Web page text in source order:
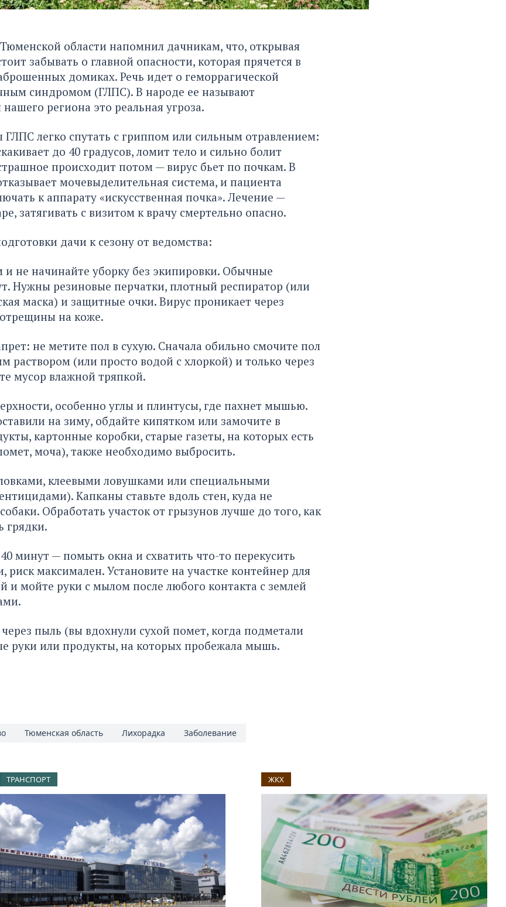
области напомнил дачникам, что, открывая
забывать о главной опасности, которая прячется в
домиках. Речь идет о геморрагической
синдромом (ГЛПС). В народе ее называют
региона это реальная угроза.
легко спутать с гриппом или сильным отравлением:
до 40 градусов, ломит тело и сильно болит
происходит потом — вирус бьет по почкам. В
мочевыделительная система, и пациента
к аппарату «искусственная почка». Лечение —
затягивать с визитом к врачу смертельно опасно.
дачи к сезону от ведомства:
и не начинайте уборку без экипировки. Обычные
Нужны резиновые перчатки, плотный респиратор (или
маска) и защитные очки. Вирус проникает через
на коже.
не метите пол в сухую. Сначала обильно смочите пол
(или просто водой с хлоркой) и только через
мусор влажной тряпкой.
особенно углы и плинтусы, где пахнет мышью.
на зиму, обдайте кипятком или замочите в
картонные коробки, старые газеты, на которых есть
моча), также необходимо выбросить.
клеевыми ловушками или специальными
Капканы ставьте вдоль стен, куда не
Обработать участок от грызунов лучше до того, как
грядки.
минут — помыть окна и схватить что-то перекусить
максимален. Установите на участке контейнер для
и мойте руки с мылом после любого контакта с землей
пыль (вы вдохнули сухой помет, когда подметали
руки или продукты, на которых пробежала мышь.
Тюменская область Лихорадка Заболевание
ТРАНСПОРТ ЖКХ